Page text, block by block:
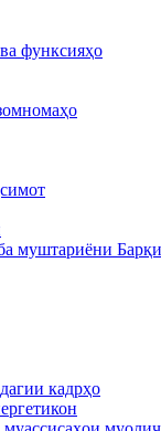
функсияҳо
муштариёни
кадрҳо